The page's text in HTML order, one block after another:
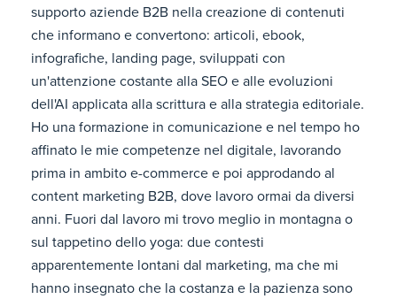
supporto aziende B2B nella creazione di contenuti
che informano e convertono: articoli, ebook,
infografiche, landing page, sviluppati con
un'attenzione costante alla SEO e alle evoluzioni
dell'AI applicata alla scrittura e alla strategia editoriale.
Ho una formazione in comunicazione e nel tempo ho
affinato le mie competenze nel digitale, lavorando
prima in ambito e-commerce e poi approdando al
content marketing B2B, dove lavoro ormai da diversi
anni. Fuori dal lavoro mi trovo meglio in montagna o
sul tappetino dello yoga: due contesti
apparentemente lontani dal marketing, ma che mi
hanno insegnato che la costanza e la pazienza sono